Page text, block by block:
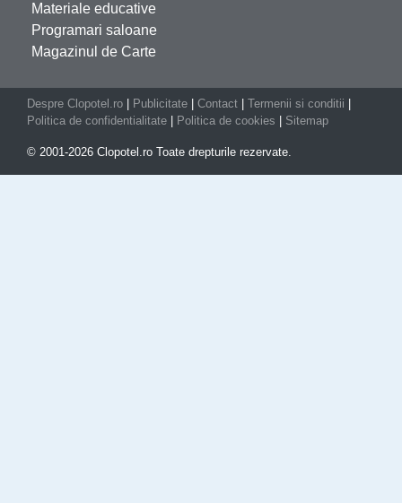
Materiale educative
Programari saloane
Magazinul de Carte
Despre Clopotel.ro Publicitate Contact Termenii si conditii
Politica de confidentialitate
Politica de cookies Sitemap
© 2001-2026 Clopotel.ro Toate drepturile rezervate.